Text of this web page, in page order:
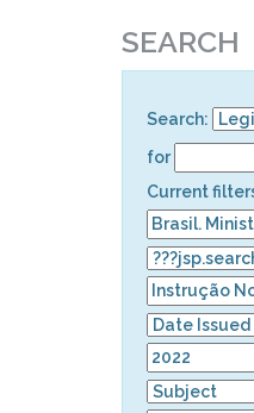
SEARCH
Search:
for
Current